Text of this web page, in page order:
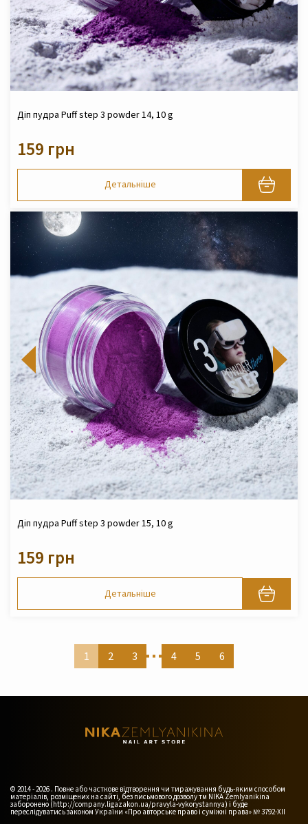
Діп пудра Puff step 3 powder 14, 10 g
159 грн
Детальніше
Діп пудра Puff step 3 powder 15, 10 g
159 грн
Детальніше
1 2 3 4 5 6
© 2014 - 2026 . Повне або часткове відтворення чи тиражування будь-яким способом
матеріалів, розміщених на сайті, без письмового дозволу тм NIKA Zemlyanikina
заборонено (http://company.ligazakon.ua/pravyla-vykorystannya) і буде
переслідуватись законом України «Про авторське право і суміжні права» № 3792-XII